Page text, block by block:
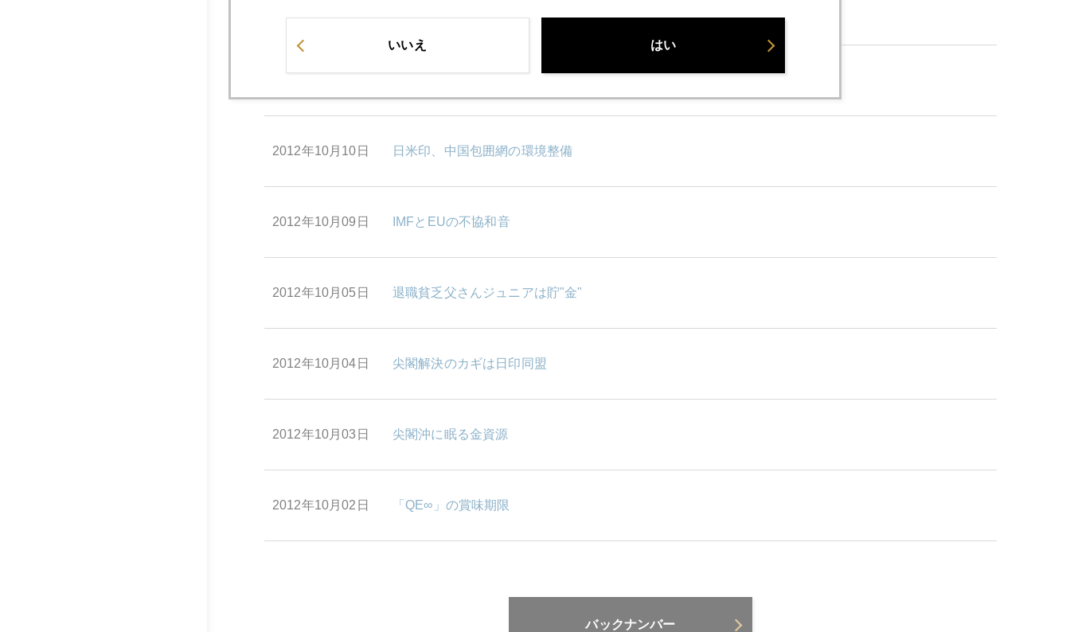
2012年10月10日 日米印、中国包囲網の環境整備
2012年10月09日 IMFとEUの不協和音
2012年10月05日 退職貧乏父さんジュニアは貯"金"
2012年10月04日 尖閣解決のカギは日印同盟
2012年10月03日 尖閣沖に眠る金資源
2012年10月02日 「QE∞」の賞味期限
バックナンバー
いいえ はい